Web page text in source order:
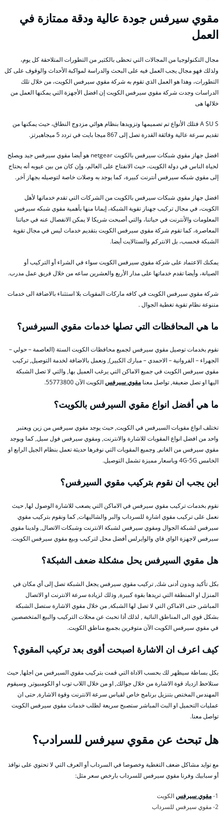
مقوي سيرفس جودة عالية ودقة ممتازة في
العمل
مجال التكنولوجيا من المجالات التي تحظى بالكثير من التطورات المتلاحقة كل يوم،
ولذلك فهو مجال يجب العمل فيه على البحث والدراسة لمواكبة الأحداث والوقوف على كل
التطورات، وهذا هو العمل الذي تقوم به شركة مقوي سيرفس الكويت، من خلال تلك
الدراسات وجدت شركة مقوي سيرفس الكويت إن افضل الأجهزة التي يمكنها العمل من
خلالها هى
A SU S فتلك الأنواع تم تصميمها وتزويدها بنظام هوائي مزدوج النطاق، حيث يمكنها من
تقديم سرعة عالية وفائقة القدرة تصل إلى 867 ميجا بايت في تردد 5 ميجاهيرتز.
افضل جهاز مقوي شبكات سيرفس بالكويت netgear هو أيضا مقوي سيرفس جيد ويصلح
لحياة الناس في دولة الكويت، حيث الانفتاح على العالم، وإن كان من بين عيوبه أنه يحتاج
إلى مقوي شبكه سيرفس أنترنت كبيرة، كما يوجد به وصلات خاصة لتوصيله بجهاز آخر.
افضل جهاز مقوي شبكات سيرفس بالكويت من الشركات التي تقدم خدماتها لأهل
الكويت، في مجال تركيب جهناز تقوية الشبكة، إيمانا منها بأهمية مقوي شبكه سيرفس
المعلومات والأنترنت في حياتنا، والتي أصبحت شريكا لا يمكن الانفصال عنه في حياتنا
المعاصرة، كما تقوم شركة مقوي سيرفس الكويت بتقديم خدمات ليس في مجال تقوية
الشبكة فحسب، بل الانتركم والستالايت أيضا.
يمكنك الاعتماد على شركة مقوي سيرفس الكويت سواء في الشراء أو التركيب أو
الصيانة، وأيضا تقدم خدماتها على مدار الأربع والعشرين ساعه من خلال فريق عمل مدرب.
شركة مقوي سيرفس الكويت في كافه ماركات المقويات بلا استثناء بالاضافة الى خدمات
متنوعة نظام تقوية تغطية الجوال .
ما هي المحافظات التي تصلها خدمات مقوي السيرفس؟
نقوم بخدمات توصيل مقوي سيرفس لجميع محافظات الكويت الستة (العاصمة – حولي –
الجهراء – الفروانية – الاحمدي – مبارك الكبير), ونعمل بالاضافة لخدمة التوصيل, تركيب
مقوي سيرفس الكويت في جميع الاماكن التي يرغب العميل بها, والتي لا تصل الشبكة
اليها او تصل ضعيفة, تواصل معنا مقوي سيرفسالكويت الآن 55773800.
ما هي أفضل انواع مقوي السيرفس بالكويت؟
تختلف انواع مقويات السيرفس في الكويت, حيث يوجد مقوي سيرفس من زين ويعتبر
واحد من افضل انواع المقويات للاشارة والانترنت, ومقوي سيرفس فول سيل, كما ويوجد
مقوي سيرفس من الغانم, وجميع المقويات التي نوفرها حديثة تعمل بنظام الجيل الرابع او
الخامس 4G-5G وباسعار مميزة تشمل التوصيل.
اين يجب ان نقوم بتركيب مقوي السيرفس؟
نقوم بخدمات تركيب مقوي سيرفس في الاماكن التي يصعب للاشارة الوصول لها, حيث
نعمل على تركيب مقوي اشارة للسرداب والبر والشاليهات, كما ونقوم بتركيب مقوي
سيرفس لشبكة الجوال ومقوي سيرفس لشبكة الانترنت وشبكات الاتصال, ولدينا مقوي
سيرفس لاجهزة الواي فاي والوايرلس أفضل محل لتركيب وبيع مقوي سيرفس الكويت.
هل مقوي السيرفس يحل مشكلة ضعف الشبكة؟
بكل تأكيد وبدون أدنى شك, تركيب مقوي سيرفس يجعل الشبكة تصل إلى أي مكان في
المنزل او المنطقة التي تريدها بقوة كبيرة, وذلك لزيادة سرعة الانترنت او الاتصال
المباشر, حتى الاماكن التي لا تصل لها الشبكة, من خلال مقوي الاشارة ستصل الشبكة
بشكل قوي الى المناطق النائية , لذلك أذا تحبث عن محلات التركيب والبيع المتخصصين
في مقوي سيرفس الكويت الآن متوفرين بجميع مناطق الكويت.
كيف اعرف ان الاشارة اصبحت أقوى بعد تركيب المقوي؟
بكل بساطة سيظهر لك بحسب الاداة التي قمت بتركيب مقوي السيرفس من اجلها, حيث
ستلاحظ ازدياد قوة الاشارة من خلال جوالك, او من خلال اللاب توب او الكومبيوتر, وسيقوم
المهندس المختص بتنزيل برنامج خاص لقياس سرعة الانترنت وقوة الاشارة, حتى ان
عمليات التحميل او البث المباشر ستصبح سريعة لطلب خدمات مقوي سيرفس الكويت
تواصل معنا.
هل تبحث عن مقوي سيرفس للسرادب؟
مع توايد مشاكل ضعف التغطية وخصوصا في السرداب أو العرف التي لا تحتوي على نوافذ
أو سبابيك وفرنا مقوي سيرفس للسرداب بارخص سعر مثل:
1- مقوي سيرفسالكويت
2- مقوي سيرفس للسرداب